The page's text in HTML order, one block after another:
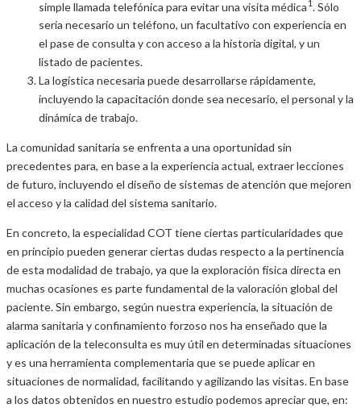
simple llamada telefónica para evitar una visita médica
. Sólo
sería necesario un teléfono, un facultativo con experiencia en
el pase de consulta y con acceso a la historia digital, y un
listado de pacientes.
La logística necesaria puede desarrollarse rápidamente,
incluyendo la capacitación donde sea necesario, el personal y la
dinámica de trabajo.
La comunidad sanitaria se enfrenta a una oportunidad sin
precedentes para, en base a la experiencia actual, extraer lecciones
de futuro, incluyendo el diseño de sistemas de atención que mejoren
el acceso y la calidad del sistema sanitario.
En concreto, la especialidad COT tiene ciertas particularidades que
en principio pueden generar ciertas dudas respecto a la pertinencia
de esta modalidad de trabajo, ya que la exploración física directa en
muchas ocasiones es parte fundamental de la valoración global del
paciente. Sin embargo, según nuestra experiencia, la situación de
alarma sanitaria y confinamiento forzoso nos ha enseñado que la
aplicación de la teleconsulta es muy útil en determinadas situaciones
y es una herramienta complementaria que se puede aplicar en
situaciones de normalidad, facilitando y agilizando las visitas. En base
a los datos obtenidos en nuestro estudio podemos apreciar que, en: